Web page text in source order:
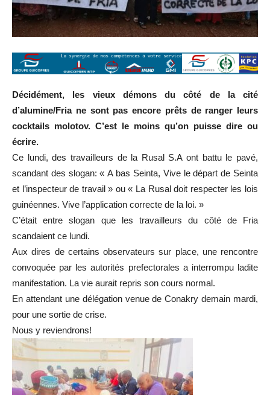
Décidément, les vieux démons du côté de la cité
d’alumine/Fria ne sont pas encore prêts de ranger leurs
cocktails molotov. C’est le moins qu’on puisse dire ou
écrire.
Ce lundi, des travailleurs de la Rusal S.A ont battu le pavé,
scandant des slogan: « A bas Seinta, Vive le départ de Seinta
et l’inspecteur de travail » ou « La Rusal doit respecter les lois
guinéennes. Vive l’application correcte de la loi. »
C’était entre slogan que les travailleurs du côté de Fria
scandaient ce lundi.
Aux dires de certains observateurs sur place, une rencontre
convoquée par les autorités prefectorales a interrompu ladite
manifestation. La vie aurait repris son cours normal.
En attendant une délégation venue de Conakry demain mardi,
pour une sortie de crise.
Nous y reviendrons!